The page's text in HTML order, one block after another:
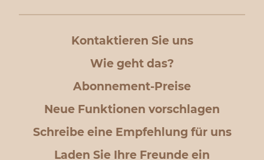
Kontaktieren Sie uns
Wie geht das?
Abonnement-Preise
Neue Funktionen vorschlagen
Schreibe eine Empfehlung für uns
Laden Sie Ihre Freunde ein